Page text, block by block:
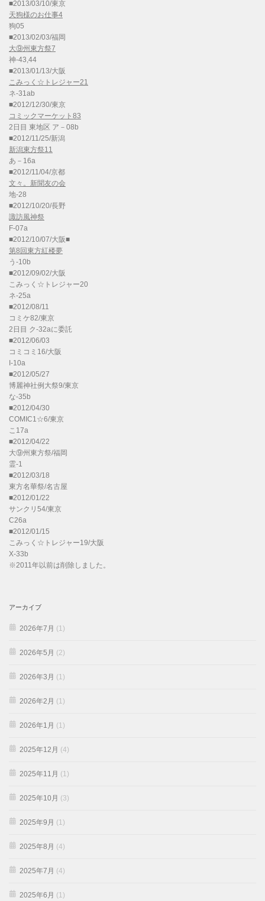
■2013/03/10/東京
天狗様のお仕事4
狗05
■2013/02/03/福岡
大⑨州東方祭7
神-43,44
■2013/01/13/大阪
こみっく☆トレジャー21
ネ-31ab
■2012/12/30/東京
コミックマーケット83
2日目 東地区 ア－08b
■2012/11/25/新潟
新潟東方祭11
あ－16a
■2012/11/04/京都
文々。新聞友の会
地-28
■2012/10/20/長野
諏訪風神祭
F-07a
■2012/10/07/大阪■
第8回東方紅楼夢
う-10b
■2012/09/02/大阪
こみっく☆トレジャー20
ネ-25a
■2012/08/11
コミケ82/東京
2日目 ク-32aに委託
■2012/06/03
コミコミ16/大阪
I-10a
■2012/05/27
博麗神社例大祭9/東京
な-35b
■2012/04/30
COMIC1☆6/東京
こ17a
■2012/04/22
大⑨州東方祭/福岡
霊-1
■2012/03/18
東方名華祭/名古屋
■2012/01/22
サンクリ54/東京
C26a
■2012/01/15
こみっく☆トレジャー19/大阪
X-33b
※2011年以前は削除しました。
アーカイブ
2026年7月 (1)
2026年5月 (2)
2026年3月 (1)
2026年2月 (1)
2026年1月 (1)
2025年12月 (4)
2025年11月 (1)
2025年10月 (3)
2025年9月 (1)
2025年8月 (4)
2025年7月 (4)
2025年6月 (1)